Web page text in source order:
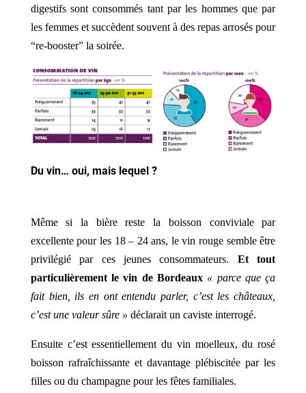
digestifs sont consommés tant par les hommes que par
les femmes et succèdent souvent à des repas arrosés pour
“re-booster” la soirée.
Du vin… oui, mais lequel ?
Même si la bière reste la boisson conviviale par
excellente pour les 18 – 24 ans, le vin rouge semble être
privilégié par ces jeunes consommateurs. Et tout
particulièrement le vin de Bordeaux « parce que ça
fait bien, ils en ont entendu parler, c’est les châteaux,
c’est une valeur sûre » déclarait un caviste interrogé.
Ensuite c’est essentiellement du vin moelleux, du rosé
boisson rafraîchissante et davantage plébiscitée par les
filles ou du champagne pour les fêtes familiales.